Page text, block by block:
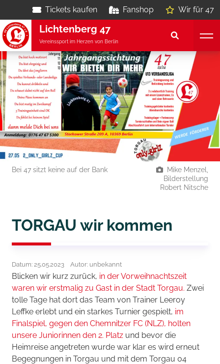
Tickets kaufen Fanshop Wir für 47
Lichtenberg 47
Vereinssport im Herzen von Berlin
Bei 47 sitzt keine auf der Bank
Mike Menzel,
Bilderstellung
Robert Nitsche
TORGAU wir kommen
Datum: 25.05.2023 Autor: unbekannt
Blicken wir kurz zurück, in der Vorweihnachtszeit
waren wir erstmalig zu Gast in der Stadt Torgau. Zwei
tolle Tage hat dort das Team von Trainer Leeroy
Leffke erlebt und ein starkes Turnier gespielt, im
Finalspiel, gegen den Chemnitzer FC (NLZ), holten
unsere Juniorinnen den 2. Platz und bevor die
Heimreise angetreten wurde war klar es wird erneut
Begegnungen in Torgau und mit dem Torgau 04